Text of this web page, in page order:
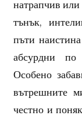
натрапчив
тънък,
пъти
абсурдни по
Особено
вътрешните
честно и